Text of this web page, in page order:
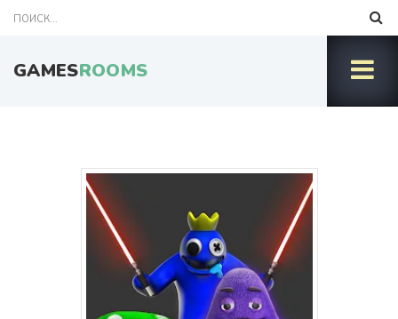
GAMESROOMS